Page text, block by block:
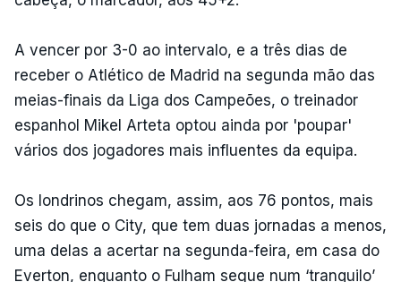
A vencer por 3-0 ao intervalo, e a três dias de
receber o Atlético de Madrid na segunda mão das
meias-finais da Liga dos Campeões, o treinador
espanhol Mikel Arteta optou ainda por 'poupar'
vários dos jogadores mais influentes da equipa.
Os londrinos chegam, assim, aos 76 pontos, mais
seis do que o City, que tem duas jornadas a menos,
uma delas a acertar na segunda-feira, em casa do
Everton, enquanto o Fulham segue num ‘tranquilo’